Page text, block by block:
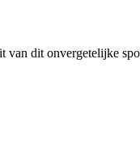
van dit onvergetelijke